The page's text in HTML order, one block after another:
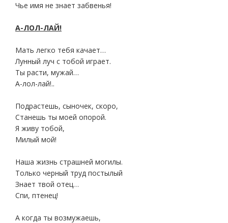
Чье имя не знает забвенья!
А-ЛОЛ-ЛАЙ!
Мать легко тебя качает…
Лунный луч с тобой играет.
Ты расти, мужай…
А-лол-лай!..
Подрастешь, сыночек, скоро,
Станешь ты моей опорой.
Я живу тобой,
Милый мой!
Наша жизнь страшней могилы.
Только черный труд постылый
Знает твой отец…
Спи, птенец!
А когда ты возмужаешь,